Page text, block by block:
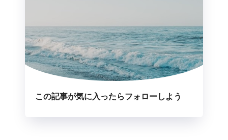
この記事が気に入ったらフォローしよう